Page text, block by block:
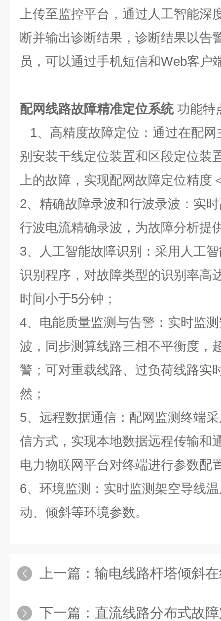
上传至监控平台，通过人工智能深
断并输出诊断结果，诊断结果以告
员，可以通过手机短信和Web客户
配网线路故障精准定位系统功能特
1、高精度故障定位：通过在配
别安装干线定位装置和区段定位装
上的故障，实现配网故障定位精度
2、精确故障录波和行波录波：实
行波电流精确录波，为故障分析提
3、人工智能故障识别：采用人工
识别程序，对故障类型的识别率高
时间小于5分钟；
4、电能质量监测与告警：实时监
波，同步测算线路三相不平衡度，
警；可对重载线路、过负荷线路实
然；
5、远程数据通信：配网监测终端
信方式，实现本地数据远程传输和
电力物联网平台对终端进行参数配
6、环境监测：实时监测架空导线
动、倾斜等环境参数。
上一篇： 输电线路杆塔倾斜
下一篇： 直流线路分布式故